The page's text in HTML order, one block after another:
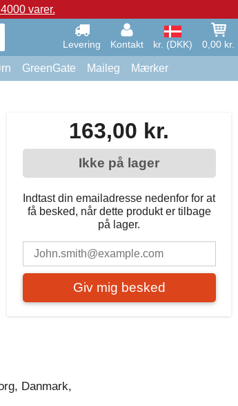
varer.
Levering Kontakt kr. (DKK) 0,00 kr.
GreenGate Maileg Mærker
163,00 kr.
Ikke på lager
Indtast din emailadresse nedenfor for at
få besked, når dette produkt er tilbage
på lager.
Giv mig besked
Danmark,